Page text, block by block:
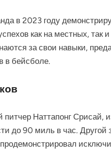
в 2023 году
как на местных, так
за свои навыки,
в бейсболе.
Наттапонг Срисай,
до 90 миль в час. Другой